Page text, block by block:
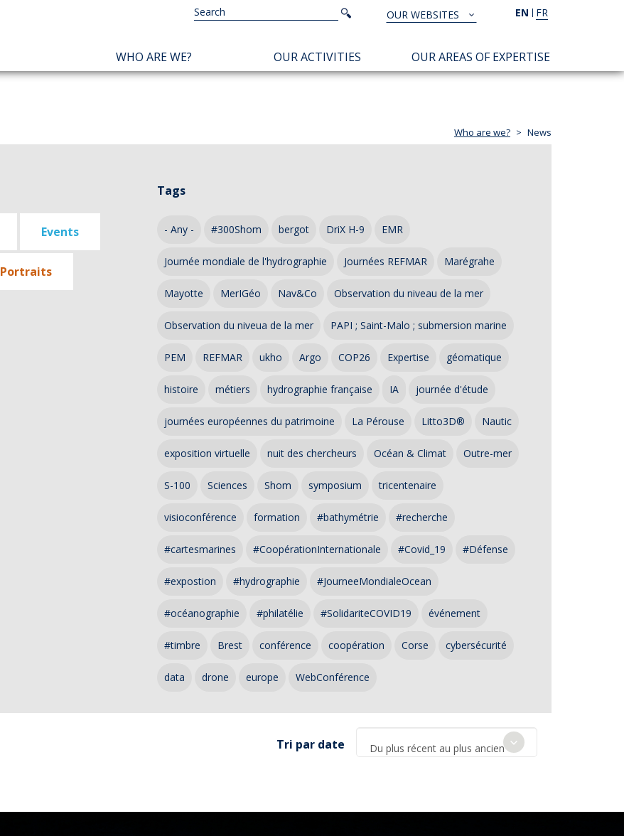
EN FR
TOUS
NOS
SITES
OUR WEBSITES
Search
Search
NAVIGATION
PRINCIPALE
WHO ARE WE? OUR ACTIVITIES OUR AREAS OF EXPERTISE
Who are we? News
Events
Portraits
Tags
- Any - #300Shom bergot DriX H-9 EMR
Journée mondiale de l'hydrographie Journées REFMAR Marégrahe
Mayotte MerIGéo Nav&Co Observation du niveau de la mer
Observation du niveua de la mer PAPI ; Saint-Malo ; submersion marine
PEM REFMAR ukho Argo COP26 Expertise géomatique
histoire métiers hydrographie française IA journée d'étude
journées européennes du patrimoine La Pérouse Litto3D® Nautic
exposition virtuelle nuit des chercheurs Océan & Climat Outre-mer
S-100 Sciences Shom symposium tricentenaire
visioconférence formation #bathymétrie #recherche
#cartesmarines #CoopérationInternationale #Covid_19 #Défense
#expostion #hydrographie #JourneeMondialeOcean
#océanographie #philatélie #SolidariteCOVID19 événement
#timbre Brest conférence coopération Corse cybersécurité
data drone europe WebConférence
Tri par date Du plus récent au plus ancien